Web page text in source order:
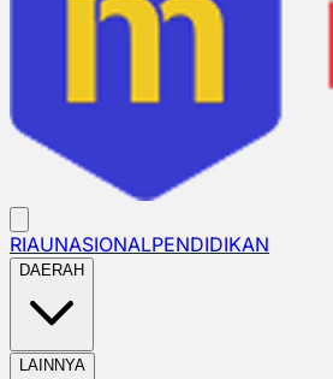
RIAUNASIONALPENDIDIKAN
DAERAH
LAINNYA